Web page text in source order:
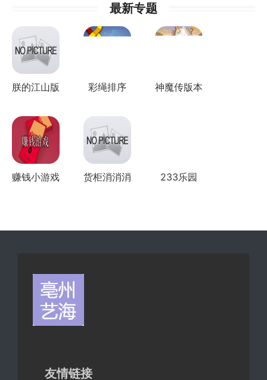
最新专题
朕的江山版
彩绳排序
神魔传版本
赚钱小游戏
货柜消消消
233乐园
友情链接